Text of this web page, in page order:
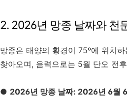
2. 2026년 망종 날짜와 천
망종은 태양의 황경이 75º에 위치
찾아오며, 음력으로는 5월 단오 전
● 2026년 망종 날짜: 2026년 6월